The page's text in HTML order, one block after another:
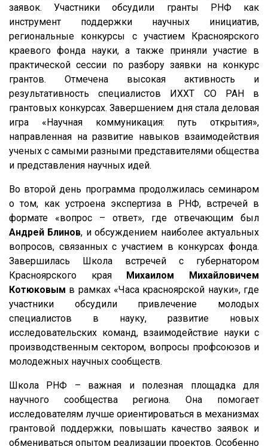
заявок. Участники обсудили гранты РНФ как
инструмент поддержки научных инициатив,
региональные конкурсы с участием Красноярского
краевого фонда науки, а также приняли участие в
практической сессии по разбору заявки на конкурс
грантов. Отмечена высокая активность и
результативность специалистов ИХХТ СО РАН в
грантовых конкурсах. Завершением дня стала деловая
игра «Научная коммуникация: путь открытия»,
направленная на развитие навыков взаимодействия
ученых с самыми разными представителями общества
и представления научных идей.
Во второй день программа продолжилась семинаром
о том, как устроена экспертиза в РНФ, встречей в
формате «вопрос – ответ», где отвечающим был
Андрей Блинов, и обсуждением наиболее актуальных
вопросов, связанных с участием в конкурсах фонда.
Завершилась Школа встречей с губернатором
Красноярского края
Михаилом Михайловичем
Котюковым в рамках «Часа красноярской науки», где
участники обсудили привлечение молодых
специалистов в науку, развитие новых
исследовательских команд, взаимодействие науки с
производственным сектором, вопросы профсоюзов и
молодежных научных сообществ.
Школа РНФ – важная и полезная площадка для
научного сообщества региона. Она помогает
исследователям лучше ориентироваться в механизмах
грантовой поддержки, повышать качество заявок и
обмениваться опытом реализации проектов. Особенно